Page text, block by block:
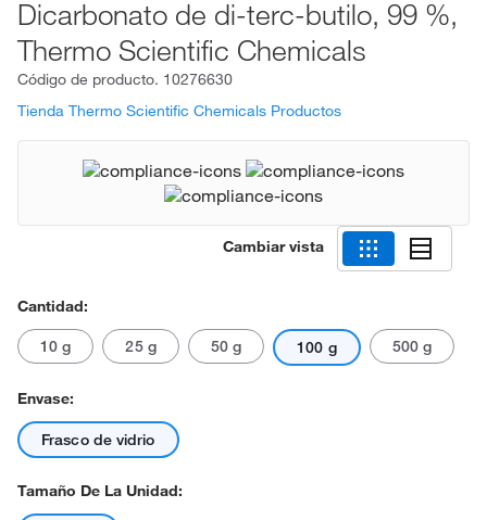
Dicarbonato de di-terc-butilo, 99 %,
Thermo Scientific Chemicals
Código de producto. 10276630
Tienda Thermo Scientific Chemicals Productos
Cambiar vista
Cantidad:
10 g 25 g 50 g 100 g 500 g
Envase:
Frasco de vidrio
Tamaño De La Unidad: